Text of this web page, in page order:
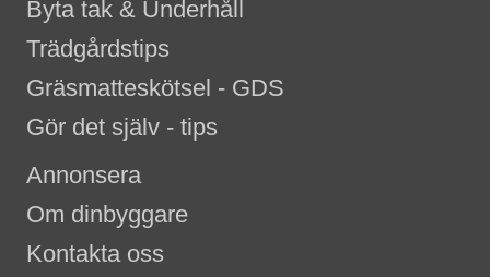
Byta tak & Underhåll
Trädgårdstips
Gräsmatteskötsel - GDS
Gör det själv - tips
Annonsera
Om dinbyggare
Kontakta oss